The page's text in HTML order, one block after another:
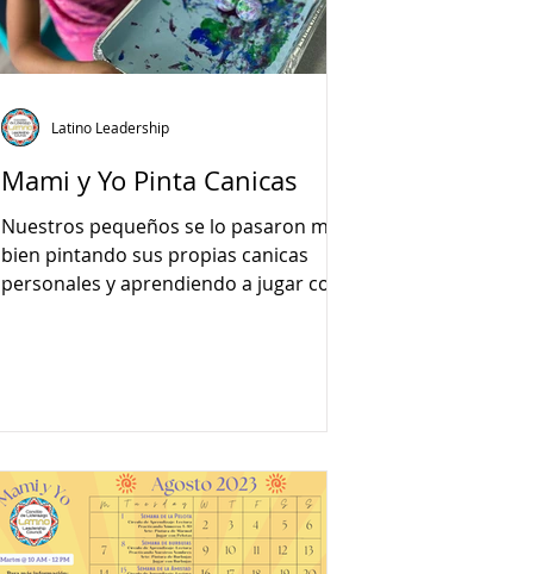
Mami y Yo Pinta Canicas
Nuestros pequeños se lo pasaron muy
bien pintando sus propias canicas
personales y aprendiendo a jugar con
Latino Leadership